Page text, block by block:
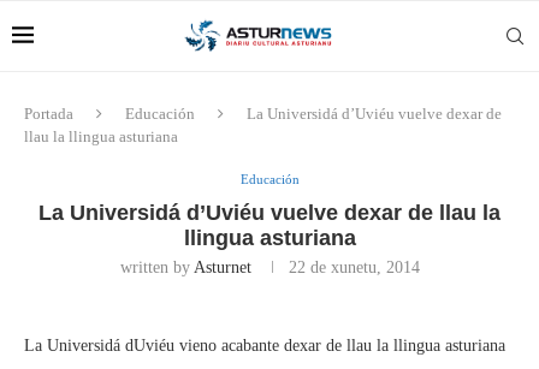
Portada Educación
La Universidá d’Uviéu vuelve dexar de
llau la llingua asturiana
Educación
La Universidá d’Uviéu vuelve dexar de llau la
llingua asturiana
written by Asturnet 22 de xunetu, 2014
La Universidá dUviéu vieno acabante dexar de llau la llingua asturiana